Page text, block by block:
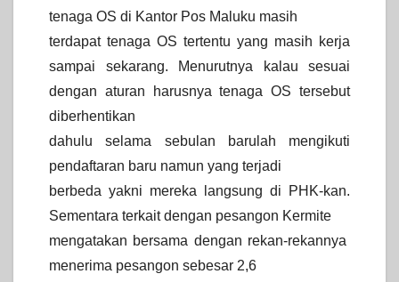
tenaga OS di Kantor Pos Maluku masih
terdapat tenaga OS tertentu yang masih kerja
sampai sekarang. Menurutnya kalau sesuai
dengan aturan harusnya tenaga OS tersebut
diberhentikan
dahulu selama sebulan barulah mengikuti
pendaftaran baru namun yang terjadi
berbeda yakni mereka langsung di PHK-kan.
Sementara terkait dengan pesangon Kermite
mengatakan bersama dengan rekan-rekannya
menerima pesangon sebesar 2,6